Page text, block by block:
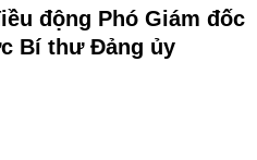
động Phó Giám đốc
Bí thư Đảng ủy